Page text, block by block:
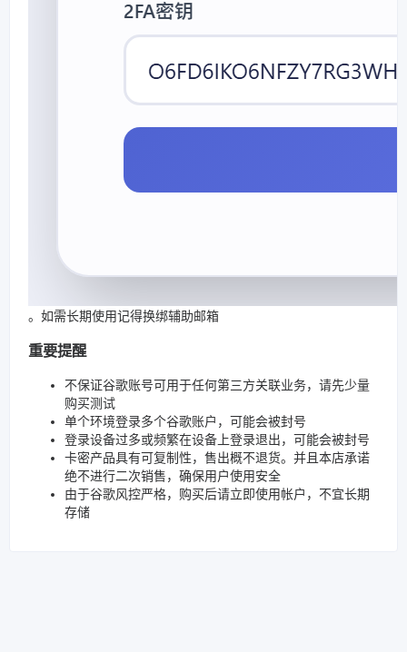
。如需长期使用记得换绑辅助邮箱
重要提醒
不保证谷歌账号可用于任何第三方关联业务，请先少量
购买测试
单个环境登录多个谷歌账户，可能会被封号
登录设备过多或频繁在设备上登录退出，可能会被封号
卡密产品具有可复制性，售出概不退货。并且本店承诺
绝不进行二次销售，确保用户使用安全
由于谷歌风控严格，购买后请立即使用帐户，不宜长期
存储